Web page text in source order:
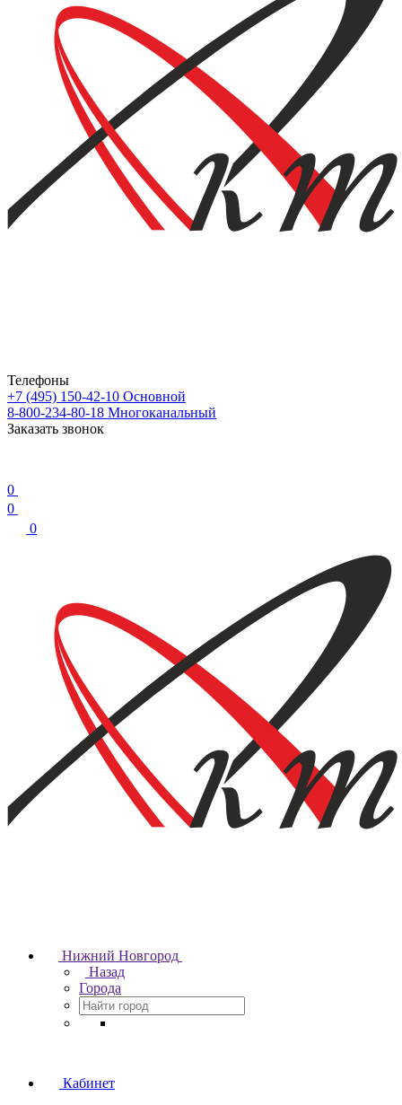
Телефоны
+7 (495) 150-42-10 Основной
8-800-234-80-18 Многоканальный
Заказать звонок
0
0
0
Нижний Новгород
Назад
Города
Кабинет